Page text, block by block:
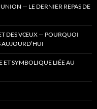
— LE DERNIER REPAS DE
DES VŒUX — POURQUOI
AUJOURD’HUI
ET SYMBOLIQUE LIÉE AU